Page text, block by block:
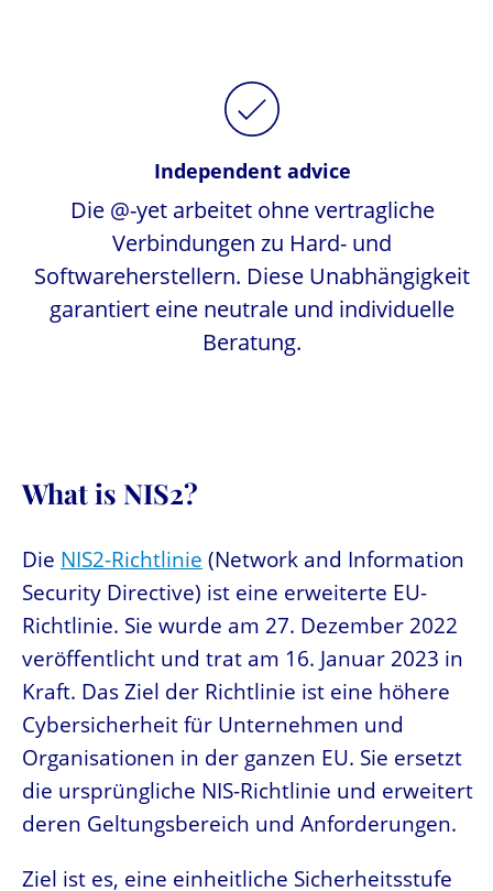
Independent advice
Die @-yet arbeitet ohne vertragliche
Verbindungen zu Hard- und
Softwareherstellern. Diese Unabhängigkeit
garantiert eine neutrale und individuelle
Beratung.
What is NIS2?
Die NIS2-Richtlinie (Network and Information
Security Directive) ist eine erweiterte EU-
Richtlinie. Sie wurde am 27. Dezember 2022
veröffentlicht und trat am 16. Januar 2023 in
Kraft. Das Ziel der Richtlinie ist eine höhere
Cybersicherheit für Unternehmen und
Organisationen in der ganzen EU. Sie ersetzt
die ursprüngliche NIS-Richtlinie und erweitert
deren Geltungsbereich und Anforderungen.
Ziel ist es, eine einheitliche Sicherheitsstufe